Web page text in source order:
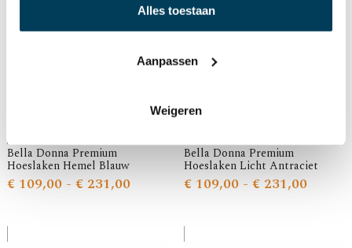
Alles toestaan
Aanpassen
Weigeren
Bella Donna Premium
Hoeslaken Hemel Blauw
€109,00 - €231,00
Bella Donna Premium
Hoeslaken Licht Antraciet
€ 109,00 - € 231,00